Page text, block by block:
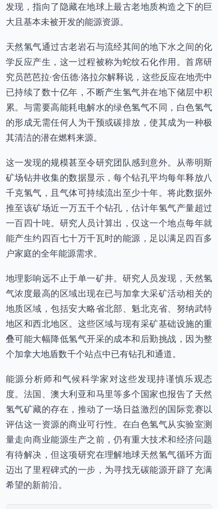
发现，指向了隐藏在地球上最古老地质构造之下的巨
大且基本未被开发的能源资源。
天然氢气通过古老岩石与流经其间的地下水之间的化
学反应产生，这一过程被称为蛇纹石化作用。首席研
究员芭芭拉·舍伍德·洛拉尔解释说，这些反应在地壳中
已持续了数十亿年，不断产生氢气并在地下储层中积
累。与需要高能耗电解水的绿色氢气不同，白色氢气
的形成无需任何人为干预或碳排放，使其成为一种极
其清洁的潜在燃料来源。
这一发现的规模甚至令研究团队感到意外。从蒂明斯
矿场钻井收集的数据显示，每个钻孔平均每年释放八
千克氢气，且气体可持续流出至少十年。将此数据外
推至该矿场近一万五千个钻孔，估计年氢气产量超过
一百四十吨。研究人员计算出，仅这一个地点每年就
能产生约四百七十万千瓦时的能源，足以满足四百多
户家庭的全年能源需求。
地理影响远不止于单一矿井。研究人员发现，天然氢
气浓度最高的区域出现在已与加拿大采矿活动相关的
地质区域，包括安大略省北部、魁北克省、努纳武特
地区和西北地区。这些区域与现有采矿基础设施的重
叠可能大幅降低氢气开采的成本和后勤挑战，因为整
个加拿大地盾数千个站点中已有钻孔和通道。
能源分析师和气候科学家对这些发现持谨慎乐观态
度。法国、澳大利亚和马里等多个国家也报告了天然
氢气矿藏的存在，推动了一场日益激烈的国际竞赛以
评估这一资源的商业可行性。在白色氢气从实验室测
量走向商业能源生产之前，仍有重大技术和经济问题
有待解决，但这项研究在理解地球天然氢气循环方面
迈出了里程碑式的一步，为寻找无碳能源开辟了充满
希望的新前沿。